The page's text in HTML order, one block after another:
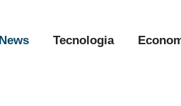
News Tecnologia